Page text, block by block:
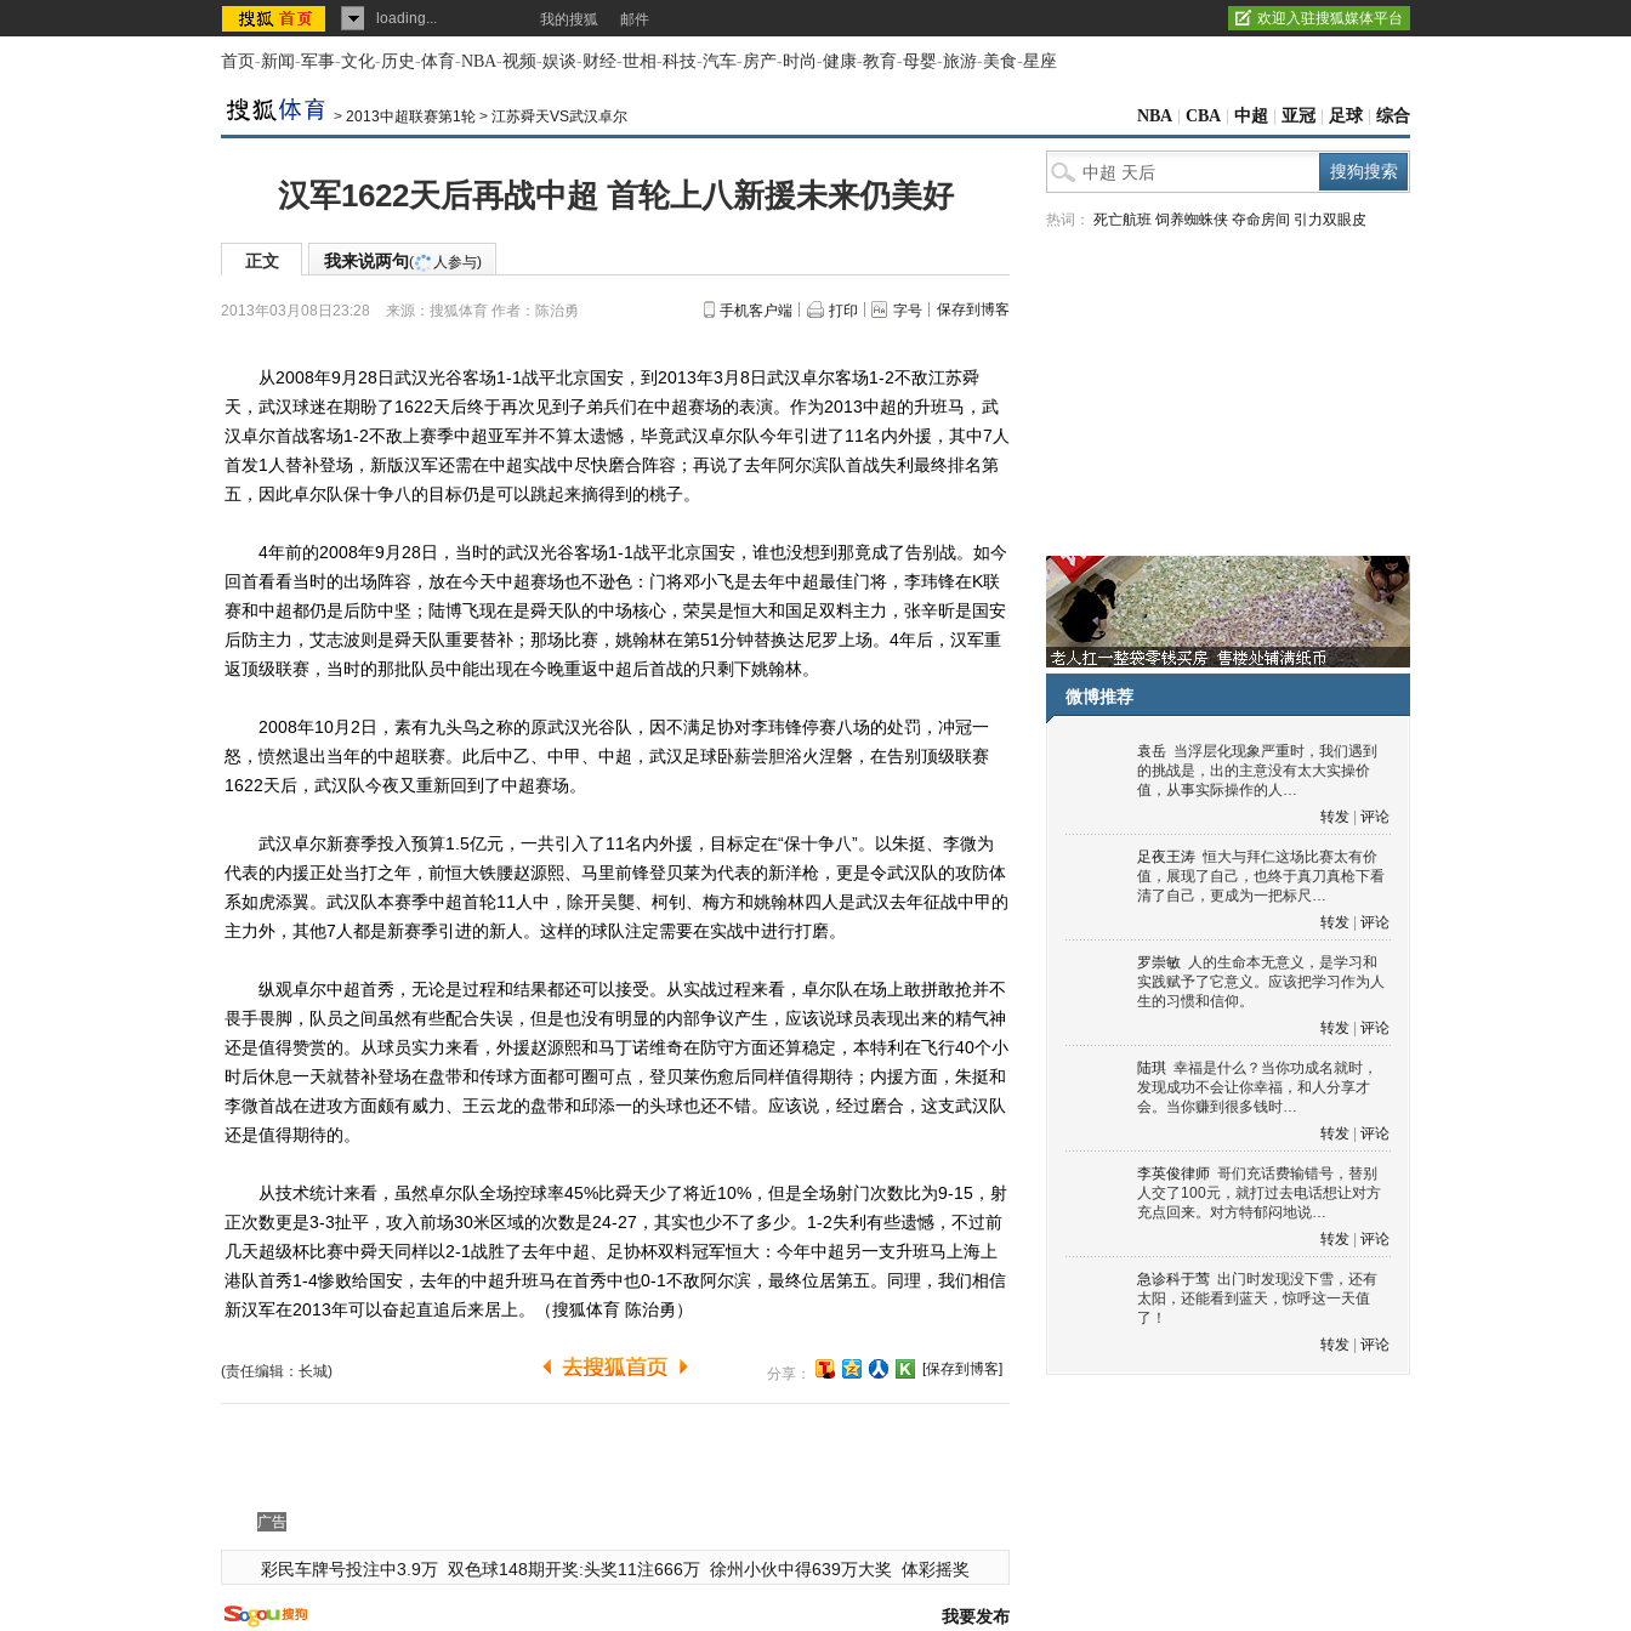
loading... 我的搜狐 邮件 欢迎入驻搜狐媒体平台
首页-新闻-军事-文化-历史-体育-NBA-视频-娱谈-财经-世相-科技-汽车-房产-时尚-健康-教育-母婴-旅游-美食-星座
> 2013中超联赛第1轮 > 江苏舜天VS武汉卓尔 NBA CBA 中超 亚冠 足球 综合
汉军1622天后再战中超 首轮上八新援未来仍美好
正文 我来说两句( 人参与)
2013年03月08日23:28 来源： 搜狐体育 作者：陈治勇 手机客户端 打印 字号 保存到博客
从2008年9月28日武汉光谷客场1-1战平北京国安，到2013年3月8日武汉卓尔客场1-2不敌江苏舜
天，武汉球迷在期盼了1622天后终于再次见到子弟兵们在中超赛场的表演。作为2013中超的升班马，武
汉卓尔首战客场1-2不敌上赛季中超亚军并不算太遗憾，毕竟武汉卓尔队今年引进了11名内外援，其中7人
首发1人替补登场，新版汉军还需在中超实战中尽快磨合阵容；再说了去年阿尔滨队首战失利最终排名第
五，因此卓尔队保十争八的目标仍是可以跳起来摘得到的桃子。
4年前的2008年9月28日，当时的武汉光谷客场1-1战平北京国安，谁也没想到那竟成了告别战。如今
回首看看当时的出场阵容，放在今天中超赛场也不逊色：门将邓小飞是去年中超最佳门将，李玮锋在K联
赛和中超都仍是后防中坚；陆博飞现在是舜天队的中场核心，荣昊是恒大和国足双料主力，张辛昕是国安
后防主力，艾志波则是舜天队重要替补；那场比赛，姚翰林在第51分钟替换达尼罗上场。4年后，汉军重
返顶级联赛，当时的那批队员中能出现在今晚重返中超后首战的只剩下姚翰林。
2008年10月2日，素有九头鸟之称的原武汉光谷队，因不满足协对李玮锋停赛八场的处罚，冲冠一
怒，愤然退出当年的中超联赛。此后中乙、中甲、中超，武汉足球卧薪尝胆浴火涅磐，在告别顶级联赛
1622天后，武汉队今夜又重新回到了中超赛场。
武汉卓尔新赛季投入预算1.5亿元，一共引入了11名内外援，目标定在“保十争八”。以朱挺、李微为
代表的内援正处当打之年，前恒大铁腰赵源熙、马里前锋登贝莱为代表的新洋枪，更是令武汉队的攻防体
系如虎添翼。武汉队本赛季中超首轮11人中，除开吴龑、柯钊、梅方和姚翰林四人是武汉去年征战中甲的
主力外，其他7人都是新赛季引进的新人。这样的球队注定需要在实战中进行打磨。
纵观卓尔中超首秀，无论是过程和结果都还可以接受。从实战过程来看，卓尔队在场上敢拼敢抢并不
畏手畏脚，队员之间虽然有些配合失误，但是也没有明显的内部争议产生，应该说球员表现出来的精气神
还是值得赞赏的。从球员实力来看，外援赵源熙和马丁诺维奇在防守方面还算稳定，本特利在飞行40个小
时后休息一天就替补登场在盘带和传球方面都可圈可点，登贝莱伤愈后同样值得期待；内援方面，朱挺和
李微首战在进攻方面颇有威力、王云龙的盘带和邱添一的头球也还不错。应该说，经过磨合，这支武汉队
还是值得期待的。
从技术统计来看，虽然卓尔队全场控球率45%比舜天少了将近10%，但是全场射门次数比为9-15，射
正次数更是3-3扯平，攻入前场30米区域的次数是24-27，其实也少不了多少。1-2失利有些遗憾，不过前
几天超级杯比赛中舜天同样以2-1战胜了去年中超、足协杯双料冠军恒大：今年中超另一支升班马上海上
港队首秀1-4惨败给国安，去年的中超升班马在首秀中也0-1不敌阿尔滨，最终位居第五。同理，我们相信
新汉军在2013年可以奋起直追后来居上。（搜狐体育 陈治勇）
(责任编辑：长城) 分享： [保存到博客]
广告
彩民车牌号投注中3.9万 双色球148期开奖:头奖11注666万 徐州小伙中得639万大奖 体彩摇奖
我要发布
热词： 死亡航班 饲养蜘蛛侠 夺命房间 引力双眼皮
微博推荐
袁岳 当浮层化现象严重时，我们遇到
的挑战是，出的主意没有太大实操价
值，从事实际操作的人…
转发
评论
足夜王涛 恒大与拜仁这场比赛太有价
值，展现了自己，也终于真刀真枪下看
清了自己，更成为一把标尺…
转发
评论
罗崇敏 人的生命本无意义，是学习和
实践赋予了它意义。应该把学习作为人
生的习惯和信仰。
转发
评论
陆琪 幸福是什么？当你功成名就时，
发现成功不会让你幸福，和人分享才
会。当你赚到很多钱时…
转发
评论
李英俊律师 哥们充话费输错号，替别
人交了100元，就打过去电话想让对方
充点回来。对方特郁闷地说…
转发
评论
急诊科于莺 出门时发现没下雪，还有
太阳，还能看到蓝天，惊呼这一天值
了！
转发
评论